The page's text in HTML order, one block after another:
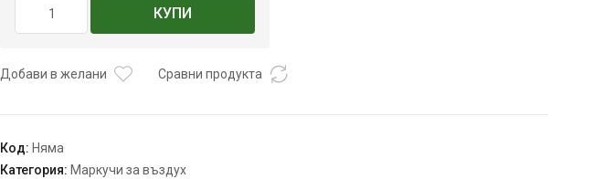
въздух
,
КУПИ
Добави в желани Сравни продукта
Код: Няма
Категория: Маркучи за въздух